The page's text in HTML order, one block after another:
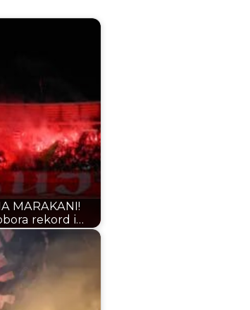
MARAKANI!
rekord i…